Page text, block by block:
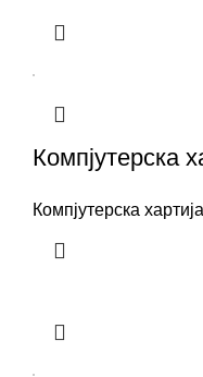
Компјутерска
Компјутерска